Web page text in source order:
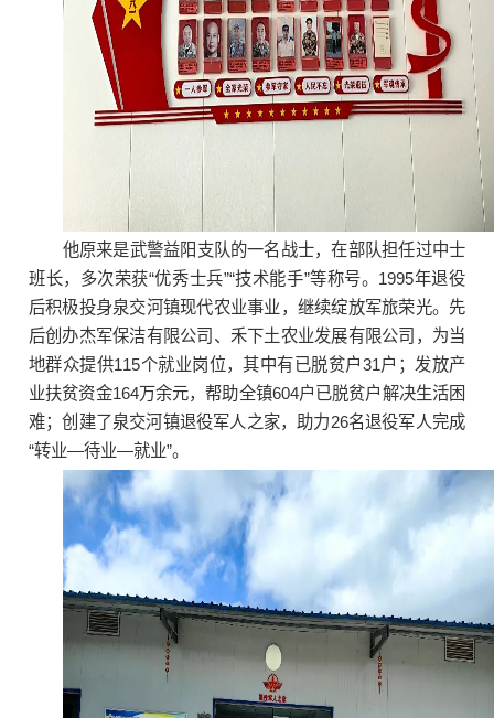
他原来是武警益阳支队的一名战士，在部队担任过中士
班长，多次荣获“优秀士兵”“技术能手”等称号。1995年退役
后积极投身泉交河镇现代农业事业，继续绽放军旅荣光。先
后创办杰军保洁有限公司、禾下土农业发展有限公司，为当
地群众提供115个就业岗位，其中有已脱贫户31户；发放产
业扶贫资金164万余元，帮助全镇604户已脱贫户解决生活困
难；创建了泉交河镇退役军人之家，助力26名退役军人完成
“转业—待业—就业”。